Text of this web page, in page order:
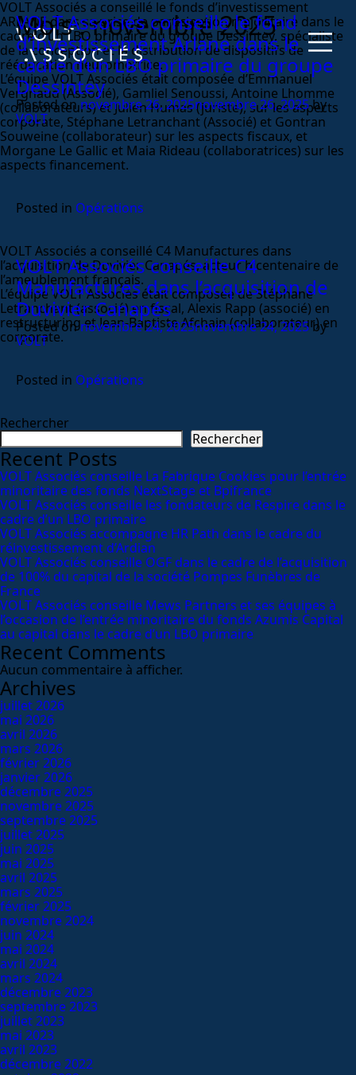
Mois :novembre 2025
VOLT Associés conseille le fond
d’investissement Arlane dans le
cadre d’un LBO primaire du groupe
Dessintey
Posted onnovembre 26, 2025novembre 26, 2025by
VOLT
VOLT Associés a conseillé le fonds d’investissement
ARLANE dans sa prise de participation majoritaire dans le
cadre d’un LBO primaire du groupe Dessintey, spécialiste
de la conception et la distribution de dispositifs de
rééducation neuromotrice.
L’équipe VOLT Associés était composée d’Emmanuel
Vergnaud (Associé), Gamliel Senoussi, Antoine Lhomme
(collaborateurs) et Julien Humas (juriste), sur les aspects
corporate, Stéphane Letranchant (Associé) et Gontran
Souweine (collaborateur) sur les aspects fiscaux, et
Morgane Le Gallic et Maia Rideau (collaboratrices) sur les
aspects financement.
Posted in Opérations
VOLT Associés conseille C4
Manufactures dans l’acquisition de
Duvivier Canapés
Posted onnovembre 24, 2025novembre 24, 2025by
VOLT
VOLT Associés a conseillé C4 Manufactures dans
l’acquisition de Duvivier Canapés, acteur bicentenaire de
l’ameublement français.
L’équipe VOLT Associés était composée de Stéphane
Letranchant (associé) en fiscal, Alexis Rapp (associé) en
restructuring et Jean-Baptiste Afchain (collaborateur) en
corporate.
Posted in Opérations
Rechercher
Rechercher
Recent Posts
VOLT Associés conseille La Fabrique Cookies pour l’entrée
minoritaire des fonds NextStage et Bpifrance
VOLT Associés conseille les fondateurs de Respire dans le
cadre d’un LBO primaire
VOLT Associés accompagne HR Path dans le cadre du
réinvestissement d’Ardian
VOLT Associés conseille OGF dans le cadre de l’acquisition
de 100% du capital de la société Pompes Funèbres de
France
VOLT Associés conseille Mews Partners et ses équipes à
l’occasion de l’entrée minoritaire du fonds Azumis Capital
au capital dans le cadre d’un LBO primaire
Recent Comments
Aucun commentaire à afficher.
Archives
juillet 2026
mai 2026
avril 2026
mars 2026
février 2026
janvier 2026
décembre 2025
novembre 2025
septembre 2025
juillet 2025
juin 2025
mai 2025
avril 2025
mars 2025
février 2025
novembre 2024
juin 2024
mai 2024
avril 2024
mars 2024
décembre 2023
septembre 2023
juillet 2023
mai 2023
avril 2023
décembre 2022